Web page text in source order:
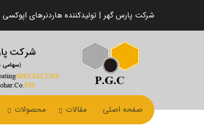
شرکت پارس گهر | تولیدکننده هاردنرهای اپوکسی
صفحه اصلی مقالات محصولات